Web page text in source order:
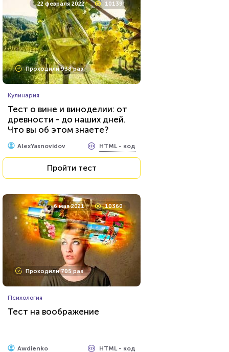
22 февраля 2022 10139
Проходили 938 раз
Кулинария
Тест о вине и виноделии: от
древности - до наших дней.
Что вы об этом знаете?
AlexYasnovidov HTML - код
Пройти тест
6 мая 2021 10360
Проходили 705 раз
Психология
Тест на воображение
Awdienko HTML - код